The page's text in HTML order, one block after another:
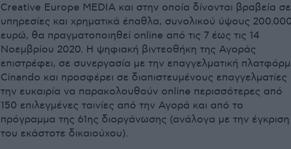
Creative Europe MEDIA και στην οποία δίνονται βραβεία σε
υπηρεσίες και χρηματικά έπαθλα, συνολικού ύψους
ευρώ, θα πραγματοποιηθεί online από τις 7 έως τις 14
Νοεμβρίου 2020. Η ψηφιακή βιντεοθήκη της Αγοράς
επιστρέφει, σε συνεργασία με την επαγγελματική
Cinando και προσφέρει σε διαπιστευμένους επαγγελματίες
την ευκαιρία να παρακολουθούν online περισσότερες από
150 επιλεγμένες ταινίες από την Αγορά και από το
πρόγραμμα της 61ης διοργάνωσης (ανάλογα με την έγκριση
του εκάστοτε δικαιούχου).